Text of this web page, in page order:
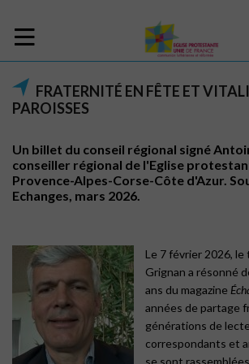
FRATERNITÉ EN FÊTE ET
PAROISSES
Un billet du conseil régional signé
conseiller régional de l'Eglise
Provence-Alpes-Corse-Côte d'Azur.
Echanges, mars 2026.
Le 7 février 2026,
Grignan a résonné
ans du magazine
années de partage
générations de
correspondants et
se sont